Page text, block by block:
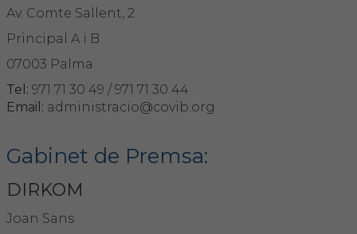
Consells per a les teves mascotes
Guia Responsable
Salut animal i salut pública
CONTACTE
Av. Comte Sallent, 2
Principal A i B
07003 Palma
Tel: 971 71 30 49 / 971 71 30 44
Email: administracio@covib.org
Gabinet de Premsa:
DIRKOM
Joan Sans